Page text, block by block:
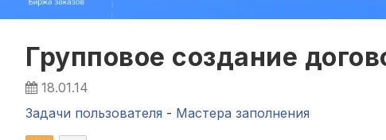
Групповое создание
18.01.14
Задачи пользователя - Мастера заполнения